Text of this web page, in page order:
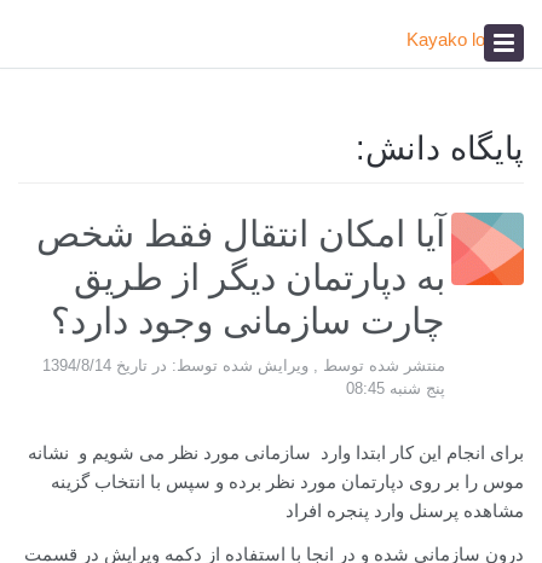
آکادمی
پایگاه دانش:
آیا امکان انتقال فقط شخص
به دپارتمان دیگر از طریق
چارت سازمانی وجود دارد؟
منتشر شده توسط , ویرایش شده توسط: در تاریخ 1394/8/14
پنج شنبه 08:45
برای انجام این کار ابتدا وارد سازمانی مورد نظر می شویم و نشانه
موس را بر روی دپارتمان مورد نظر برده و سپس با انتخاب گزینه
مشاهده پرسنل وارد پنجره افراد
درون سازمانی شده و در انجا با استفاده از دکمه ویرایش در قسمت